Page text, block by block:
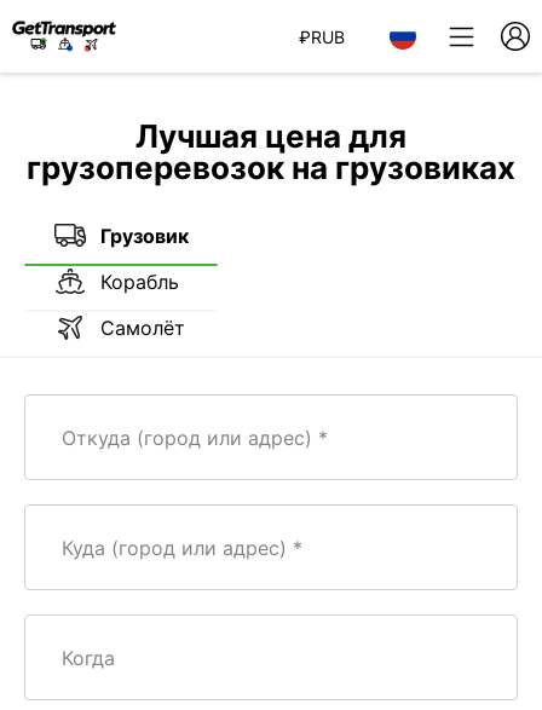
₽RUB
Лучшая цена для
грузоперевозок на грузовиках
Грузовик
Корабль
Самолёт
Откуда (город или адрес)
Куда (город или адрес)
Когда